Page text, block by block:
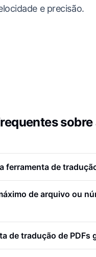
e precisão.
ferramenta de
de arquivo ou
de tradução de